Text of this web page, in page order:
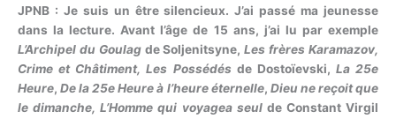
JPNB : Je suis un être silencieux. J’ai passé ma jeunesse
dans la lecture. Avant l’âge de 15 ans, j’ai lu par exemple
L’Archipel du Goulagde Soljenitsyne,Les frères Karamazov,
Crime et Châtiment, Les Possédés de Dostoïevski, La 25e
Heure,De la 25eHeure à l’heure éternelle, Dieu ne reçoit que
le dimanche, L’Homme qui voyagea seulde Constant Virgil